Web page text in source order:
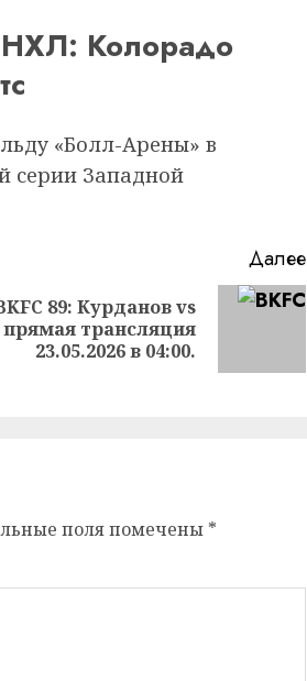
НХЛ: Колорадо
«Болл-Арены» в
серии Западной
Далее
89: Курданов vs
трансляция
23.05.2026 в 04:00.
поля помечены *